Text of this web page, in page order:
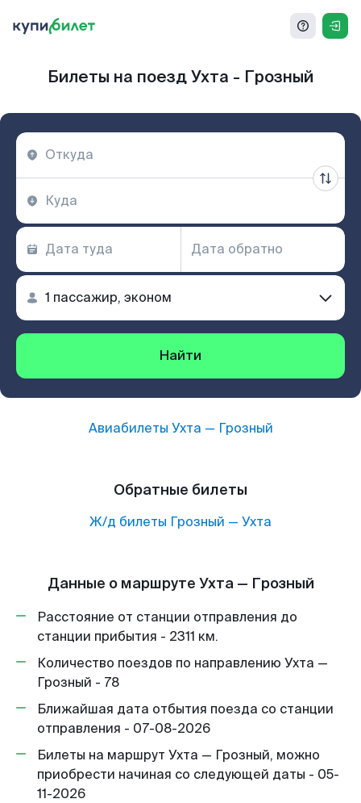
Билеты на поезд Ухта - Грозный
Найти
Авиабилеты Ухта — Грозный
Обратные билеты
Ж/д билеты Грозный — Ухта
Данные о маршруте Ухта — Грозный
Расстояние от станции отправления до
станции прибытия - 2311 км.
Количество поездов по направлению Ухта —
Грозный - 78
Ближайшая дата отбытия поезда со станции
отправления - 07-08-2026
Билеты на маршрут Ухта — Грозный, можно
приобрести начиная со следующей даты - 05-
11-2026